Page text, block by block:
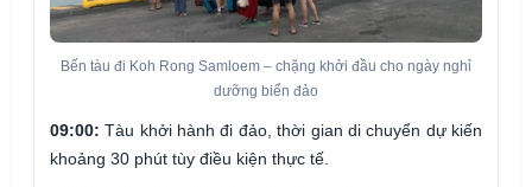
Bến tàu đi Koh Rong Samloem – chặng khởi đầu cho ngày nghỉ
dưỡng biển đảo
09:00: Tàu khởi hành đi đảo, thời gian di chuyển dự kiến
khoảng 30 phút tùy điều kiện thực tế.